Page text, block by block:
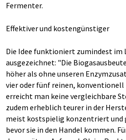
Fermenter.
Effektiver und kostengünstiger
Die Idee funktioniert zumindest im
ausgezeichnet: "Die
höher als ohne unseren
vier oder fünf reinen,
erreicht man keine vergleichbare
zudem erheblich teurer in der
meist kostspielig konzentriert und
bevor sie in den Handel kommen.